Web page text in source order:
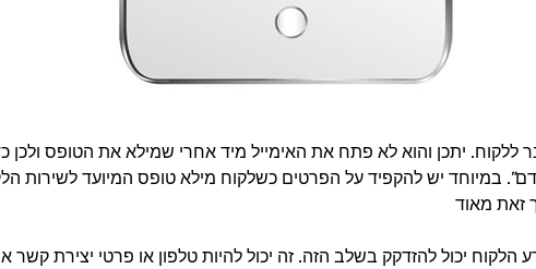
יתכן והוא לא פתח את האימייל מיד אחרי שמילא את הטופס ולכן
במיוחד יש להקפיד על הפרטים כשלקוח מילא טופס המיועד לשירות
יכול להזדקק בשלב הזה. זה יכול להיות טלפון או פרטי יצירת קשר